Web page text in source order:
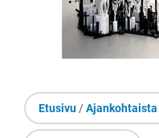
Etusivu/Ajankohtaista